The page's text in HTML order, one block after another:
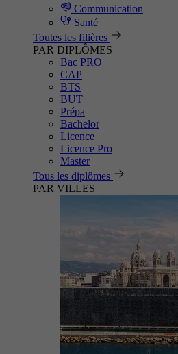
Communication
Santé
Toutes les filières
PAR DIPLÔMES
Bac PRO
CAP
BTS
BUT
Prépa
Bachelor
Licence
Licence Pro
Master
Tous les diplômes
PAR VILLES